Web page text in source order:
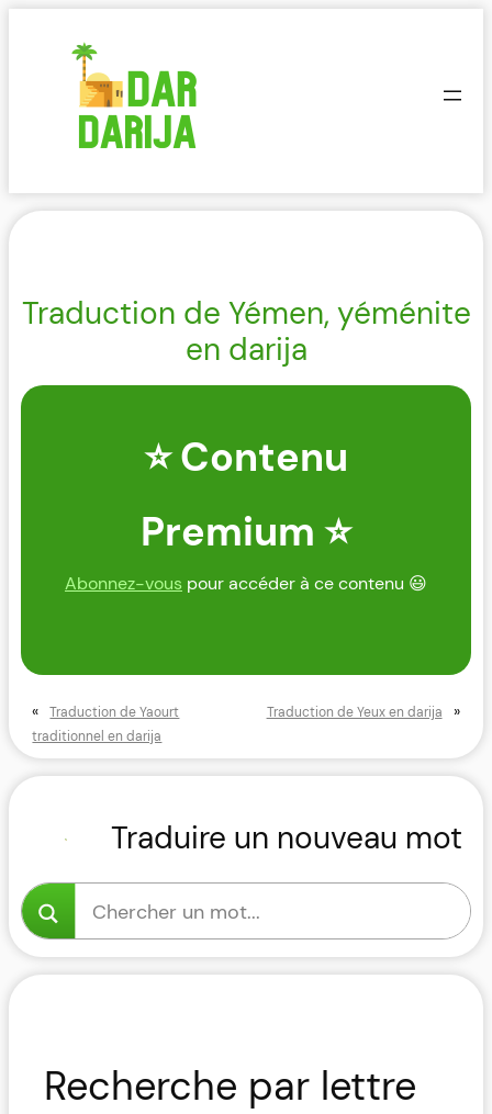
Traduction de Yémen, yéménite
en darija
⭐ Contenu
Premium ⭐
Abonnez-vous pour accéder à ce contenu 😃
«
Traduction de Yaourt
traditionnel en darija
Traduction de Yeux en darija »
Traduire un nouveau mot
Recherche par lettre